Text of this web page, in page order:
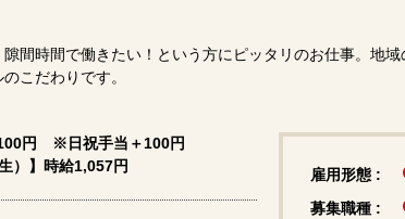
間時間で働きたい！という方にピッタリのお仕事。地
こだわりです。
円 ※日祝手当＋100円
）】時給1,057円
雇用形態 :
募集職種 :